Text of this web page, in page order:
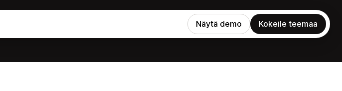
Näytä demo Kokeile teemaa